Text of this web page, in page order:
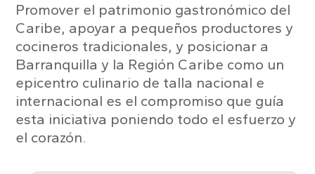
Promover el patrimonio gastronómico del
Caribe, apoyar a pequeños productores y
cocineros tradicionales, y posicionar a
Barranquilla y la Región Caribe como un
epicentro culinario de talla nacional e
internacional es el compromiso que guía
esta iniciativa poniendo todo el esfuerzo y
el corazón.